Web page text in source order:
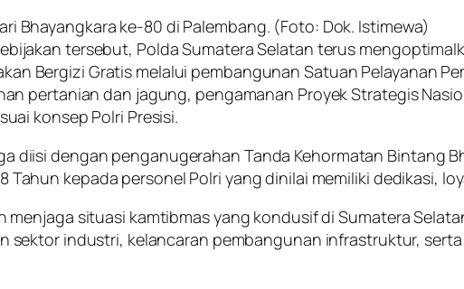
Bhayangkara ke-80 di Palembang. (Foto: Dok. Istimewa)
tersebut, Polda Sumatera Selatan terus
Bergizi Gratis melalui pembangunan Satuan Pelayanan
pertanian dan jagung, pengamanan Proyek Strategis
konsep Polri Presisi.
diisi dengan penganugerahan Tanda Kehormatan Bintang
Tahun kepada personel Polri yang dinilai memiliki dedikasi,
menjaga situasi kamtibmas yang kondusif di Sumatera
sektor industri, kelancaran pembangunan infrastruktur,